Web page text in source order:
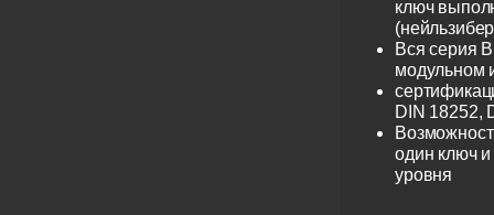
ключ
Вся серия
модульном
DIN 18252,
один ключ и
уровня